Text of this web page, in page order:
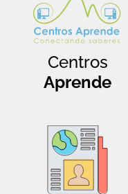
Centros
Aprende